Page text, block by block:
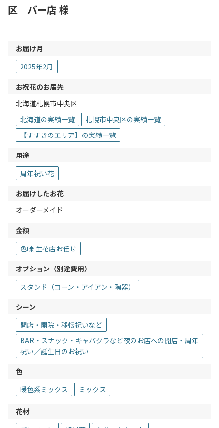
区 バー店 様
お届け月
2025年2月
お祝花のお届先
北海道札幌市中央区
北海道の実績一覧
札幌市中央区の実績一覧
【すすきのエリア】の実績一覧
用途
周年祝い花
お届けしたお花
オーダーメイド
金額
色味 生花店お任せ
オプション（別途費用）
スタンド（コーン・アイアン・陶器）
シーン
開店・開院・移転祝いなど
BAR・スナック・キャバクラなど夜のお店への開店・周年
祝い／誕生日のお祝い
色
暖色系ミックス
ミックス
花材